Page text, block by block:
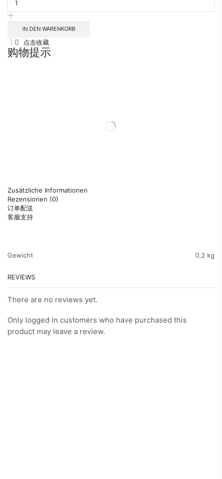
IN DEN WARENKORB
点击收藏
购物提示
Zusätzliche Informationen
Rezensionen (0)
订单配送
客服支持
Gewicht 0,2 kg
REVIEWS
There are no reviews yet.
Only logged in customers who have purchased this
product may leave a review.